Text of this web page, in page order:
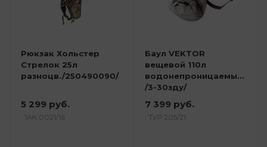
Рюкзак Хольстер
Стрелок 25л
разноцв./250490090/
5 299 руб.
: 1АК 0021/16
Баул VEKTOR
вещевой 110л
водонепроницаемый
/3-30зду/
7 399 руб.
: ТУР 205/21